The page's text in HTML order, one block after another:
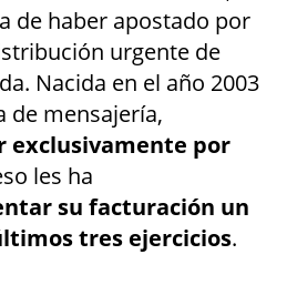
de haber apostado por
urgente de
Nacida en el año 2003
de mensajería,
exclusivamente por
les ha
su facturación un
tres ejercicios.